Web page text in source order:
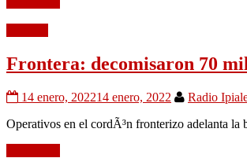
Frontera: decomisaron 70
14 enero, 202214 enero, 2022
Radio
Operativos en el cordÃ³n fronterizo adelanta